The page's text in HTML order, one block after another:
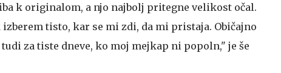
k originalom, a njo najbolj pritegne velikost očal.
tisto, kar se mi zdi, da mi pristaja. Običajno
za tiste dneve, ko moj mejkap ni popoln," je še